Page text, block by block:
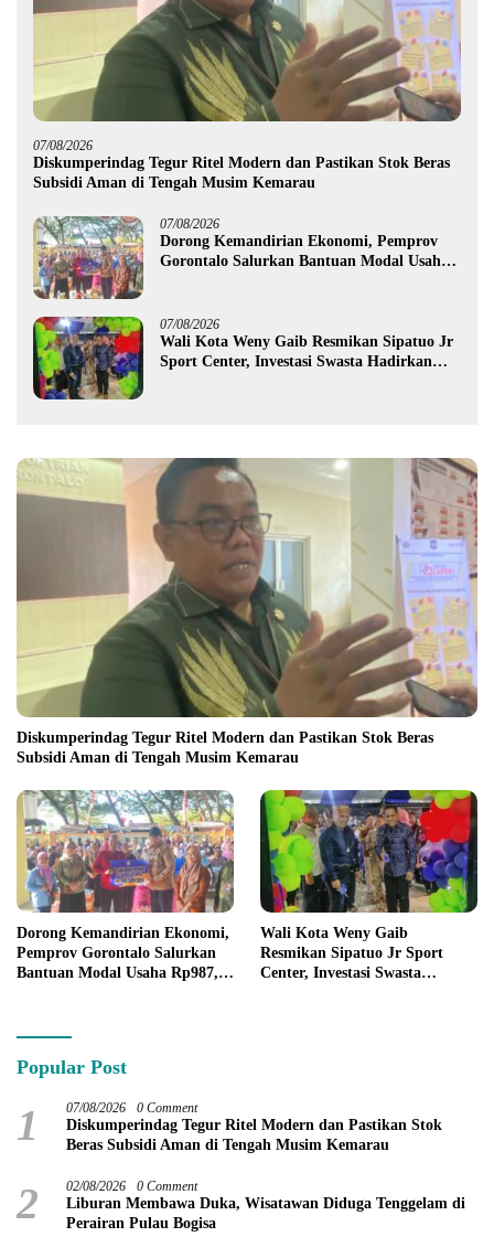
07/08/2026
Diskumperindag Tegur Ritel Modern dan Pastikan Stok Beras
Subsidi Aman di Tengah Musim Kemarau
07/08/2026
Dorong Kemandirian Ekonomi, Pemprov
Gorontalo Salurkan Bantuan Modal Usaha
07/08/2026
Wali Kota Weny Gaib Resmikan Sipatuo Jr
Sport Center, Investasi Swasta Hadirkan
Diskumperindag Tegur Ritel Modern dan Pastikan Stok Beras
Subsidi Aman di Tengah Musim Kemarau
Dorong Kemandirian Ekonomi,
Pemprov Gorontalo Salurkan
Bantuan Modal Usaha Rp987,5
Wali Kota Weny Gaib
Resmikan Sipatuo Jr Sport
Center, Investasi Swasta
Popular Post
1 07/08/2026 0 Comment
Diskumperindag Tegur Ritel Modern dan Pastikan Stok
Beras Subsidi Aman di Tengah Musim Kemarau
2 02/08/2026 0 Comment
Liburan Membawa Duka, Wisatawan Diduga Tenggelam di
Perairan Pulau Bogisa